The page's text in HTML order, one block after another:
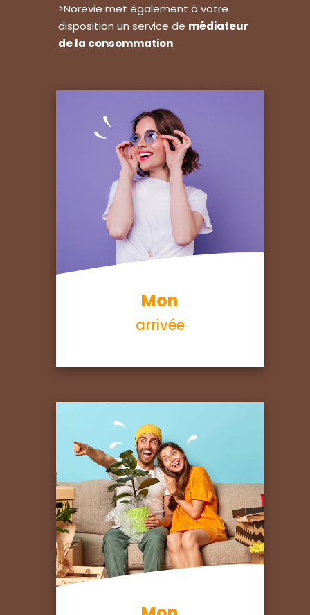
>Norevie met également à votre
disposition un service de médiateur
de la consommation.
Mon
arrivée